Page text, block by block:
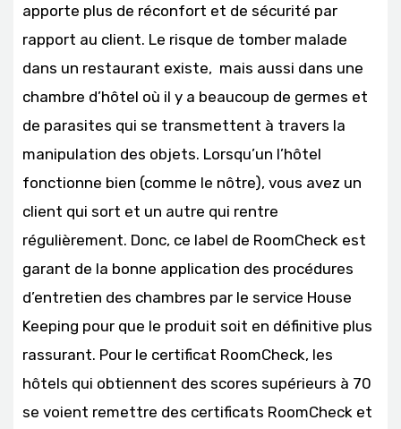
apporte plus de réconfort et de sécurité par
rapport au client. Le risque de tomber malade
dans un restaurant existe, mais aussi dans une
chambre d’hôtel où il y a beaucoup de germes et
de parasites qui se transmettent à travers la
manipulation des objets. Lorsqu’un l’hôtel
fonctionne bien (comme le nôtre), vous avez un
client qui sort et un autre qui rentre
régulièrement. Donc, ce label de RoomCheck est
garant de la bonne application des procédures
d’entretien des chambres par le service House
Keeping pour que le produit soit en définitive plus
rassurant. Pour le certificat RoomCheck, les
hôtels qui obtiennent des scores supérieurs à 70
se voient remettre des certificats RoomCheck et